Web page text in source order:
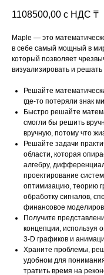
1108500,00 с НДС ₸
Maple — это
в себе самый мощный в
который позволяет
визуализировать и
Решайте
где-то потеряли знак
Быстро решайте
смогли бы решить
вручную, потому что
Решайте задачи
области, которая
алгебру,
проектирование
оптимизацию, теорию
обработку сигналов,
финансовое
Получите
концепции, используя
3-D графиков и
Храните проблемы,
удобном для
тратить время на